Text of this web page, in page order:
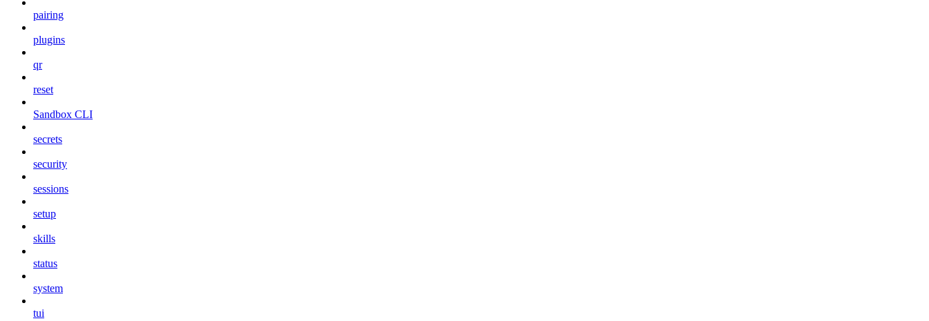
pairing
plugins
qr
reset
Sandbox CLI
secrets
security
sessions
setup
skills
status
system
tui